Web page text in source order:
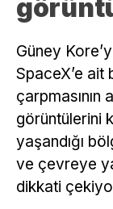
Güney
SpaceX’e
çarpmasının
görüntülerini
yaşandığı
ve çevreye
dikkati